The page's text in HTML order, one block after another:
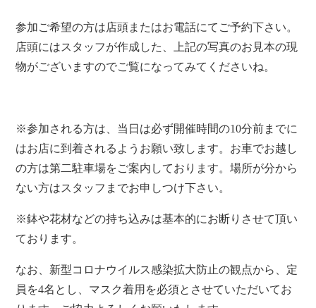
参加ご希望の方は店頭またはお電話にてご予約下さい。
店頭にはスタッフが作成した、上記の写真のお見本の現
物がございますのでご覧になってみてくださいね。
※参加される方は、当日は必ず開催時間の10分前までに
はお店に到着されるようお願い致します。お車でお越し
の方は第二駐車場をご案内しております。場所が分から
ない方はスタッフまでお申しつけ下さい。
※鉢や花材などの持ち込みは基本的にお断りさせて頂い
ております。
なお、新型コロナウイルス感染拡大防止の観点から、定
員を4名とし、マスク着用を必須とさせていただいてお